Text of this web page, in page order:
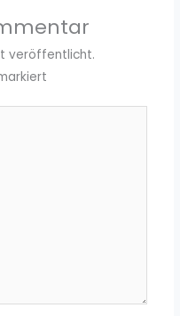
veröffentlicht.